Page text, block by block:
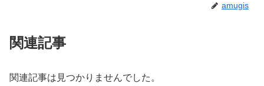
amugis
関連記事
関連記事は見つかりませんでした。